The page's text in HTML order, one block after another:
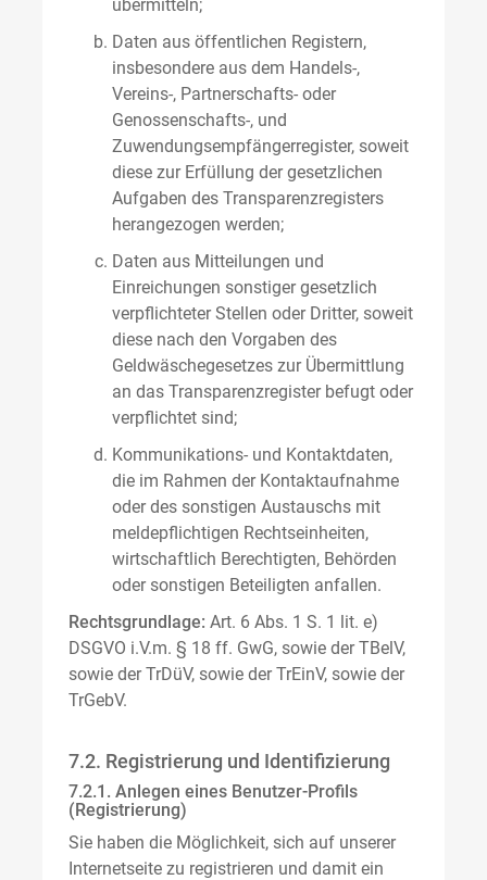
übermitteln;
Daten aus öffentlichen Registern,
insbesondere aus dem Handels-,
Vereins-, Partnerschafts- oder
Genossenschafts-, und
Zuwendungsempfängerregister, soweit
diese zur Erfüllung der gesetzlichen
Aufgaben des Transparenzregisters
herangezogen werden;
Daten aus Mitteilungen und
Einreichungen sonstiger gesetzlich
verpflichteter Stellen oder Dritter, soweit
diese nach den Vorgaben des
Geldwäschegesetzes zur Übermittlung
an das Transparenzregister befugt oder
verpflichtet sind;
Kommunikations- und Kontaktdaten,
die im Rahmen der Kontaktaufnahme
oder des sonstigen Austauschs mit
meldepflichtigen Rechtseinheiten,
wirtschaftlich Berechtigten, Behörden
oder sonstigen Beteiligten anfallen.
Rechtsgrundlage: Art. 6 Abs. 1 S. 1 lit. e)
DSGVO i.V.m. § 18 ff. GwG, sowie der TBelV,
sowie der TrDüV, sowie der TrEinV, sowie der
TrGebV.
7.2. Registrierung und Identifizierung
7.2.1. Anlegen eines Benutzer-Profils
(Registrierung)
Sie haben die Möglichkeit, sich auf unserer
Internetseite zu registrieren und damit ein